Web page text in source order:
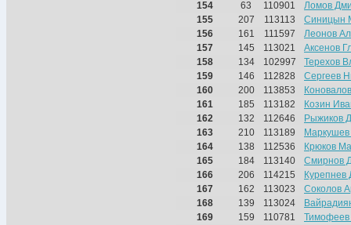
154 63 110901
Ломов
155
207 113113
Синицын
156
161 111597
Леонов
157
145 113021
Аксенов
158
134 102997
Терехов
159
146 112828
Сергеев
160
200 113853
161
185 113182
Козин
162
132 112646
Рыжиков
163
210 113189
164
138 112536
Крюков
165
184 113140
Смирнов
166
206 114215
Курепнев
167
162 113023
Соколов
168
139 113024
169
159 110781
Тимофеев